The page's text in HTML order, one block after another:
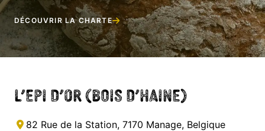
DÉCOUVRIR LA CHARTE
L’Epi d’Or (Bois d’Haine)
82 Rue de la Station, 7170 Manage, Belgique